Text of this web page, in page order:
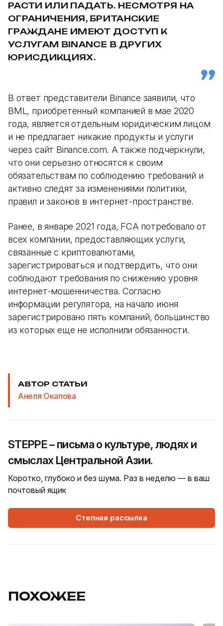
РАСТИ ИЛИ ПАДАТЬ. НЕСМОТРЯ НА
ОГРАНИЧЕНИЯ, БРИТАНСКИЕ
ГРАЖДАНЕ ИМЕЮТ ДОСТУП К
УСЛУГАМ BINANCE В ДРУГИХ
ЮРИСДИКЦИЯХ.
В ответ представители Binance заявили, что
BML, приобретенный компанией в мае 2020
года, является отдельным юридическим лицом
и не предлагает никакие продукты и услуги
через сайт Binance.com. А также подчеркнули,
что они серьезно относятся к своим
обязательствам по соблюдению требований и
активно следят за изменениями политики,
правил и законов в интернет-пространстве.
Ранее, в январе 2021 года, FCA потребовало от
всех компании, предоставляющих услуги,
связанные с криптовалютами,
зарегистрироваться и подтвердить, что они
соблюдают требования по снижению уровня
интернет-мошенничества. Согласно
информации регулятора, на начало июня
зарегистрировано пять компаний, большинство
из которых еще не исполнили обязанности.
АВТОР СТАТЬИ
Анеля Окапова
STEPPE – письма о культуре, людях и
смыслах Центральной Азии.
Коротко, глубоко и без шума. Раз в неделю — в ваш
почтовый ящик
Степная рассылка
ПОХОЖЕЕ